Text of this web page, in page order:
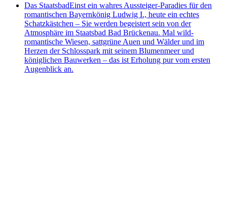
Das StaatsbadEinst ein wahres Aussteiger-Paradies für den
romantischen Bayernkönig Ludwig I., heute ein echtes
Schatzkästchen – Sie werden begeistert sein von der
Atmosphäre im Staatsbad Bad Brückenau. Mal wild-
romantische Wiesen, sattgrüne Auen und Wälder und im
Herzen der Schlosspark mit seinem Blumenmeer und
königlichen Bauwerken – das ist Erholung pur vom ersten
Augenblick an.